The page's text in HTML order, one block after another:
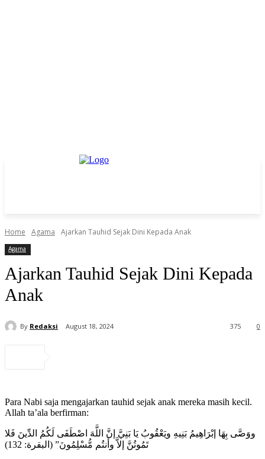
Home Agama Ajarkan Tauhid Sejak Dini Kepada Anak
Agama
Ajarkan Tauhid Sejak Dini Kepada
Anak
By Redaksi August 18, 2024 0
375
Para Nabi saja mengajarkan tauhid sejak anak mereka masih kecil.
Allah ta’ala berfirman:
ووَصَّى بِهَا إبْرَاهِيمُ بَنِيهِ ويَعْقُوبُ يَا بَنِيَّ إنَّ اللَّهَ اصْطَفَى لَكُمُ الدِّينَ فَلا
تَمُوتُنَّ إلاَّ وأَنتُم مُّسْلِمُونَ” (البقرة: 132)